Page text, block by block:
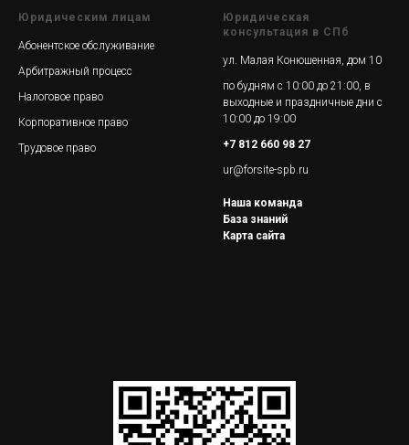
Юридическим лицам
Абонентское обслуживание
Арбитражный процесс
Налоговое право
Корпоративное право
Трудовое право
Юридическая
консультация в СПб
ул. Малая Конюшенная, дом 10
по будням с 10:00 до 21:00, в
выходные и праздничные дни с
10:00 до 19:00
+7 812 660 98 27
ur@forsite-spb.ru
Наша команда
База знаний
Карта сайта